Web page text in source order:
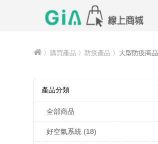
〉 購買產品 〉 防疫產品 〉大型防疫商品
產品分類
全部商品
好空氣系統 (18)